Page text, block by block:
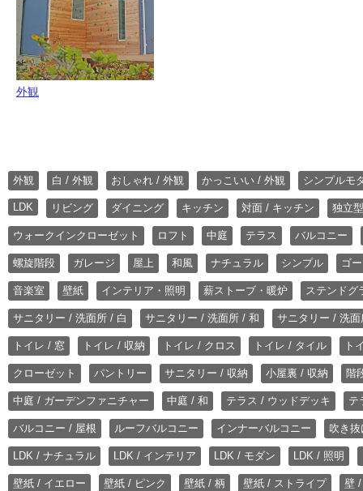
外観
外観 白 / 外観 おしゃれ / 外観 かっこいい / 外観 シンプルモ
LDK リビング ダイニング キッチン 対面 / キッチン 独立
ウォークインクローゼット ロフト 中庭 テラス バルコニー
螺旋階段 ガレージ 屋上 和風 ナチュラル シンプル ゴ
音楽室 壁紙 インテリア・照明 薪ストーブ・暖炉 ステンドグ
サニタリー / 洗面所 / 白 サニタリー / 洗面所 / 和 サニタリー / 洗
トイレ / 窓 トイレ / 収納 トイレ / クロス トイレ / タイル ト
クローゼット パントリー サニタリー / 収納 小屋裏 / 収納 階
中庭 / ガーデンファニチャー 中庭 / 和 テラス / ウッドデッキ テ
バルコニー / 屋根 ルーフバルコニー インナーバルコニー 吹き
LDK / ナチュラル LDK / インテリア LDK / モダン LDK / 照明
壁紙 / イエロー 壁紙 / ピンク 壁紙 / 柄 壁紙 / ストライプ 壁